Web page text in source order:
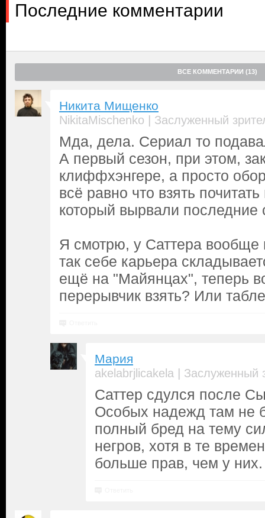
Последние комментарии
ВСЕ КОММЕНТАРИИ (13)
Никита Мищенко
NikitaMischenko | Заслуженный
Мда, дела. Сериал то
А первый сезон, при этом,
клиффхэнгере, а просто
всё равно что взять
который вырвали последние
Я смотрю, у Саттера вообще
так себе карьера
ещё на "Майянцах", теперь
перерывчик взять? Или
Мария
akelabrjlicakela | Заслуженный
Саттер сдулся после
Особых надежд там не
полный бред на тему
негров, хотя в те
больше прав, чем у них.